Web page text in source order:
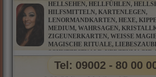
HELLSEHEN, HELLFÜHLEN,
HILFSMITTELN, KARTENLEGEN,
LENORMANDKARTEN, HEXE,
MEDIUM, WAHRSAGEN,
ZIGEUNERKARTEN, WEISSE MAGIE,
AGISCHE RITUALE,
CHUTZRITUALE, KERZENMAGIE,
ARTNERBERATUNG,
RAKEL, BAUMPERLENORAKEL
Tel: 09002 - 80 00